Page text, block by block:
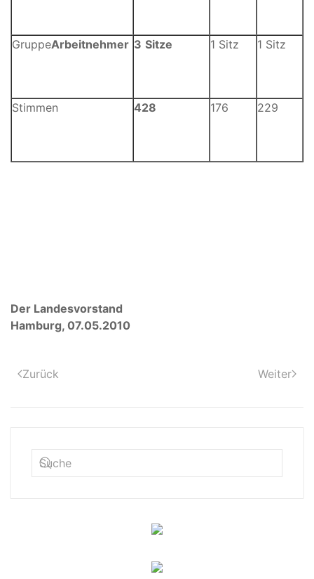
GruppeArbeitnehmer 3 Sitze 1 Sitz 1 Sitz
Stimmen 428 176 229
Der Landesvorstand
Hamburg, 07.05.2010
Zurück Weiter